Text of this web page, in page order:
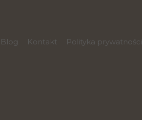
Blog Kontakt Polityka prywatności